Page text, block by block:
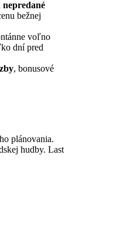
bežnej
voľno
dní pred
, bonusové
plánovania.
hudby. Last